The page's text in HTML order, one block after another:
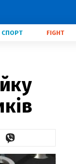
СПОРТ FIGHT